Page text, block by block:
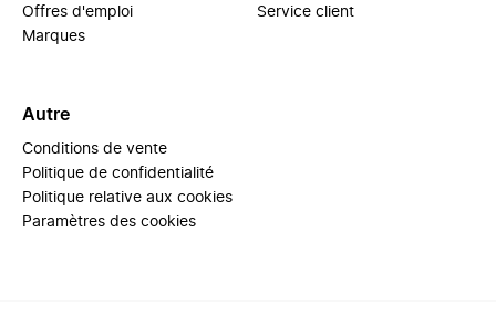
Offres d'emploi
Marques
Service client
Autre
Conditions de vente
Politique de confidentialité
Politique relative aux cookies
Paramètres des cookies